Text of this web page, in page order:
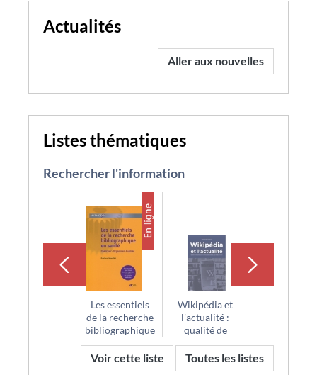
Actualités
Aller aux nouvelles
Listes thématiques
Rechercher l'information
défiler
arrière
carrousel
Les essentiels
de la recherche
bibliographique
en santé
Wikipédia et
l'actualité :
qualité de
l'information et
normes
collaboratives
défiler
carrousel
vers
Voir cette liste Toutes les listes